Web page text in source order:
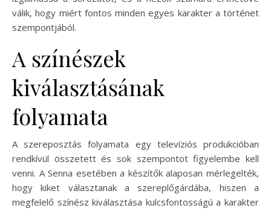
válik, hogy miért fontos minden egyes karakter a történet
szempontjából.
A színészek
kiválasztásának
folyamata
A szereposztás folyamata egy televíziós produkcióban
rendkívül összetett és sok szempontot figyelembe kell
venni. A Senna esetében a készítők alaposan mérlegelték,
hogy kiket választanak a szereplőgárdába, hiszen a
megfelelő színész kiválasztása kulcsfontosságú a karakter